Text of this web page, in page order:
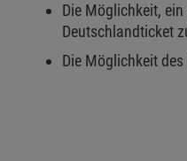
Die Möglichkeit,
Deutschlandticket
Die Möglichkeit